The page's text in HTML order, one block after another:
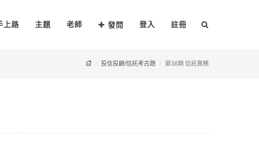
上路 主題 老師 發問 登入 註冊
投信投顧/信託考古題 第38期 信託實務